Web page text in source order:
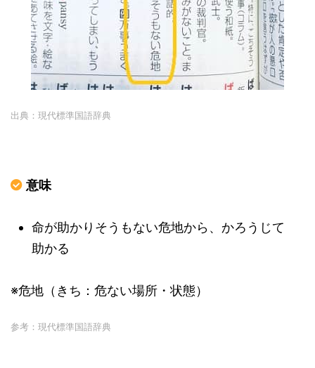
出典：現代標準国語辞典
意味
命が助かりそうもない危地から、かろうじて
助かる
※危地（きち：危ない場所・状態）
参考：現代標準国語辞典